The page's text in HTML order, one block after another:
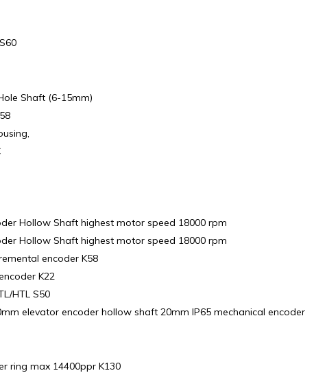
Shaft (6-15mm)
Hollow Shaft highest motor speed 18000 rpm
Hollow Shaft highest motor speed 18000 rpm
encoder K58
K22
HTL S50
elevator encoder hollow shaft 20mm IP65 mechanical encoder
ring max 14400ppr K130